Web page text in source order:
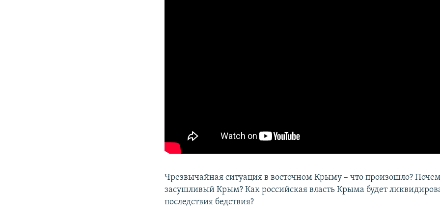
Чрезвычайная ситуация в восточном Крыму – что произошло?
засушливый Крым? Как российская власть Крыма будет
последствия бедствия?